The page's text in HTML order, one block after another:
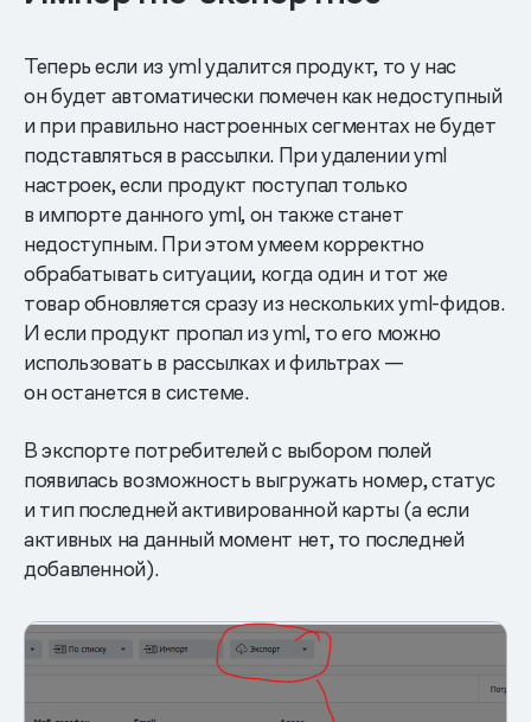
Теперь если из yml удалится продукт, то у нас
он будет автоматически помечен как недоступный
и при правильно настроенных сегментах не будет
подставляться в рассылки. При удалении yml
настроек, если продукт поступал только
в импорте данного yml, он также станет
недоступным. При этом умеем корректно
обрабатывать ситуации, когда один и тот же
товар обновляется сразу из нескольких yml-фидов.
И если продукт пропал из yml, то его можно
использовать в рассылках и фильтрах —
он останется в системе.
В экспорте потребителей с выбором полей
появилась возможность выгружать номер, статус
и тип последней активированной карты (а если
активных на данный момент нет, то последней
добавленной).